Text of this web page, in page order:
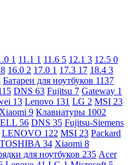
1 11.1 1 11.6 5 12.1 3 12.5 0
16.0 2 17.0 1 17.3 17 18.4 3
Батареи для ноутбуков 1137
DNS 63 Fujitsu 7 Gateway 1
13 Lenovo 131 LG 2 MSI 23
Xiaomi 9 Клавиатуры 1002
56 DNS 35 Fujitsu-Siemens
LENOVO 122 MSI 23 Packard
TOSHIBA 34 Xiaomi 8
для ноутбуков 235 Acer